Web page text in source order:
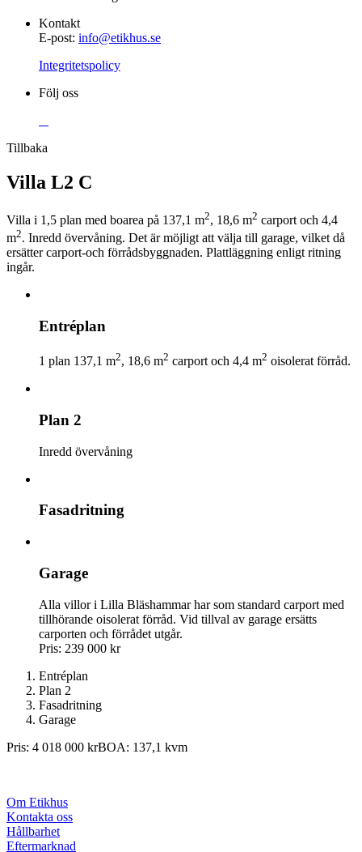
Kontakt
E-post: info@etikhus.se
Integritetspolicy
Följ oss
Tillbaka
Villa L2 C
Villa i 1,5 plan med boarea på 137,1 m2, 18,6 m2 carport och 4,4
m2. Inredd övervåning. Det är möjligt att välja till garage, vilket då
ersätter carport-och förrådsbyggnaden. Plattläggning enligt ritning
ingår.
Entréplan
1 plan 137,1 m2, 18,6 m2 carport och 4,4 m2 oisolerat förråd.
Plan 2
Inredd övervåning
Fasadritning
Garage
Alla villor i Lilla Bläshammar har som standard carport med
tillhörande oisolerat förråd. Vid tillval av garage ersätts
carporten och förrådet utgår.
Pris: 239 000 kr
Entréplan
Plan 2
Fasadritning
Garage
Pris: 4 018 000 krBOA: 137,1 kvm
Om Etikhus
Kontakta oss
Hållbarhet
Eftermarknad